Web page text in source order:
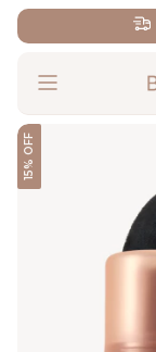
15% OFF